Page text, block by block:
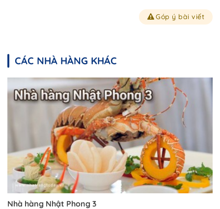
Góp ý bài viết
CÁC NHÀ HÀNG KHÁC
Nhà hàng Nhật Phong 3